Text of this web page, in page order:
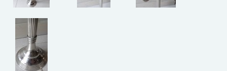
glaswerk
lamp/luchter
speelgoed
zilverwerk